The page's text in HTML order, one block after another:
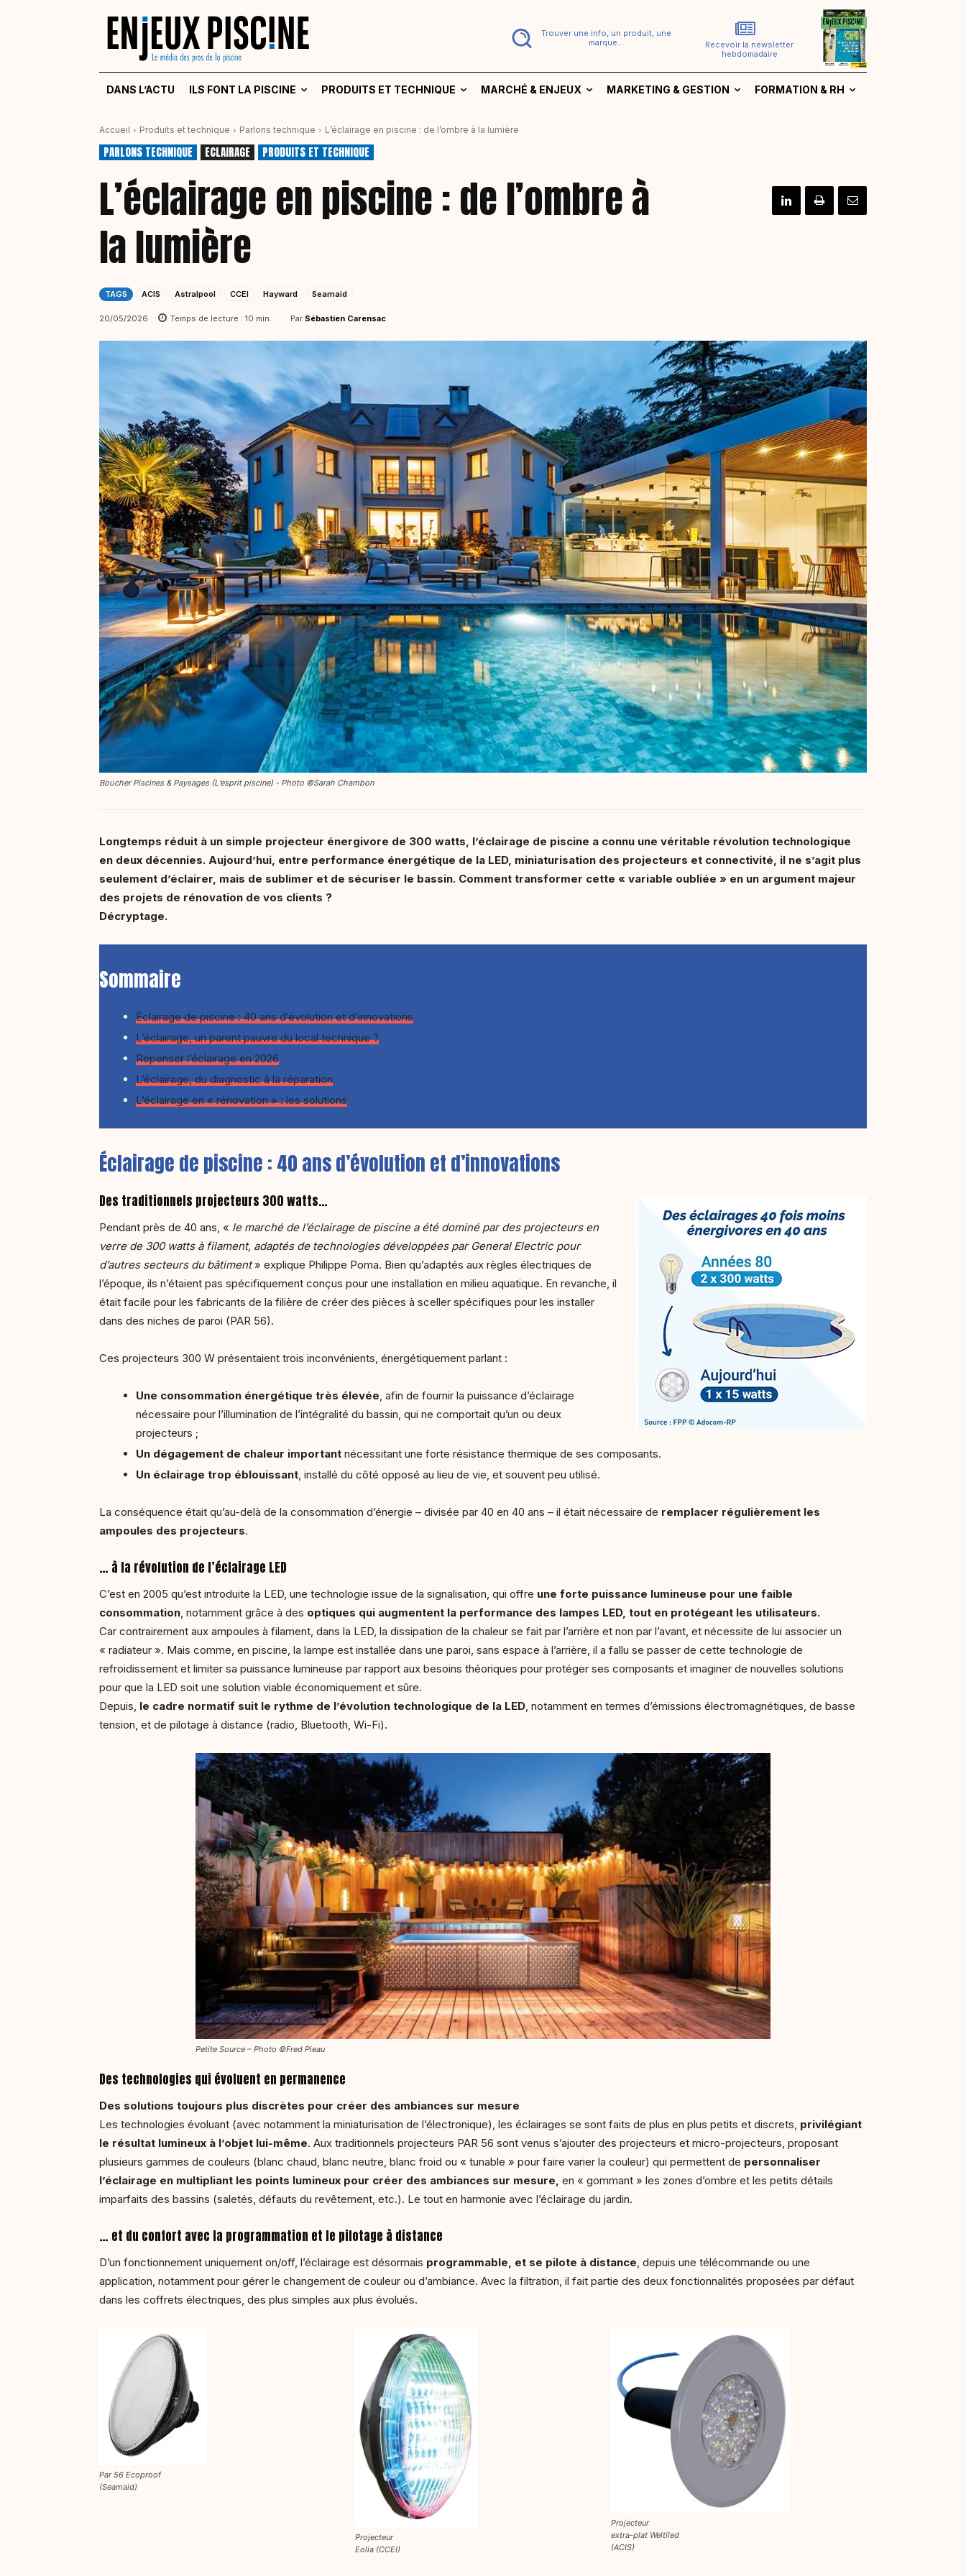
Trouver une info, un produit, une
marque...
Recevoir la newsletter
hebdomadaire
DANS L’ACTU ILS FONT LA PISCINE PRODUITS ET TECHNIQUE MARCHÉ & ENJEUX MARKETING & GESTION FORMATION & RH
Accueil Produits et technique Parlons technique L’éclairage en piscine : de l’ombre à la lumière
PARLONS TECHNIQUE ECLAIRAGE PRODUITS ET TECHNIQUE
L’éclairage en piscine : de l’ombre à
la lumière
TAGS ACIS Astralpool CCEI Hayward Seamaid
20/05/2026 Temps de lecture : 10 min. Par Sébastien Carensac
Boucher Piscines & Paysages (L’esprit piscine) - Photo ©Sarah Chambon
Longtemps réduit à un simple projecteur énergivore de 300 watts, l’éclairage de piscine a connu une véritable révolution technologique
en deux décennies. Aujourd’hui, entre performance énergétique de la LED, miniaturisation des projecteurs et connectivité, il ne s’agit plus
seulement d’éclairer, mais de sublimer et de sécuriser le bassin. Comment transformer cette « variable oubliée » en un argument majeur
des projets de rénovation de vos clients ?
Décryptage.
Sommaire
Éclairage de piscine : 40 ans d’évolution et d’innovations
L’éclairage, un parent pauvre du local technique ?
Repenser l’éclairage en 2026
L’éclairage, du diagnostic à la réparation
L’éclairage en « rénovation » : les solutions
Éclairage de piscine : 40 ans d’évolution et d’innovations
Des traditionnels projecteurs 300 watts…
Pendant près de 40 ans, « le marché de l’éclairage de piscine a été dominé par des projecteurs en
verre de 300 watts à filament, adaptés de technologies développées par General Electric pour
d’autres secteurs du bâtiment» explique Philippe Poma. Bien qu’adaptés aux règles électriques de
l’époque, ils n’étaient pas spécifiquement conçus pour une installation en milieu aquatique. En revanche, il
était facile pour les fabricants de la filière de créer des pièces à sceller spécifiques pour les installer
dans des niches de paroi (PAR 56).
Ces projecteurs 300 W présentaient trois inconvénients, énergétiquement parlant :
Une consommation énergétique très élevée, afin de fournir la puissance d’éclairage
nécessaire pour l’illumination de l’intégralité du bassin, qui ne comportait qu’un ou deux
projecteurs ;
Un dégagement de chaleur important nécessitant une forte résistance thermique de ses composants.
Un éclairage trop éblouissant, installé du côté opposé au lieu de vie, et souvent peu utilisé.
La conséquence était qu’au-delà de la consommation d’énergie – divisée par 40 en 40 ans – il était nécessaire de remplacer régulièrement les
ampoules des projecteurs.
… à la révolution de l’éclairage LED
C’est en 2005 qu’est introduite la LED, une technologie issue de la signalisation, qui offre une forte puissance lumineuse pour une faible
consommation, notamment grâce à des optiques qui augmentent la performance des lampes LED, tout en protégeant les utilisateurs.
Car contrairement aux ampoules à filament, dans la LED, la dissipation de la chaleur se fait par l’arrière et non par l’avant, et nécessite de lui associer un
« radiateur ». Mais comme, en piscine, la lampe est installée dans une paroi, sans espace à l’arrière, il a fallu se passer de cette technologie de
refroidissement et limiter sa puissance lumineuse par rapport aux besoins théoriques pour protéger ses composants et imaginer de nouvelles solutions
pour que la LED soit une solution viable économiquement et sûre.
Depuis, le cadre normatif suit le rythme de l’évolution technologique de la LED, notamment en termes d’émissions électromagnétiques, de basse
tension, et de pilotage à distance (radio, Bluetooth, Wi-Fi).
Petite Source – Photo ©Fred Pieau
Des technologies qui évoluent en permanence
Des solutions toujours plus discrètes pour créer des ambiances sur mesure
Les technologies évoluant (avec notamment la miniaturisation de l’électronique), les éclairages se sont faits de plus en plus petits et discrets, privilégiant
le résultat lumineux à l’objet lui-même. Aux traditionnels projecteurs PAR 56 sont venus s’ajouter des projecteurs et micro-projecteurs, proposant
plusieurs gammes de couleurs (blanc chaud, blanc neutre, blanc froid ou « tunable » pour faire varier la couleur) qui permettent de personnaliser
l’éclairage en multipliant les points lumineux pour créer des ambiances sur mesure, en « gommant » les zones d’ombre et les petits détails
imparfaits des bassins (saletés, défauts du revêtement, etc.). Le tout en harmonie avec l’éclairage du jardin.
… et du confort avec la programmation et le pilotage à distance
D’un fonctionnement uniquement on/off, l’éclairage est désormais programmable, et se pilote à distance, depuis une télécommande ou une
application, notamment pour gérer le changement de couleur ou d’ambiance. Avec la filtration, il fait partie des deux fonctionnalités proposées par défaut
dans les coffrets électriques, des plus simples aux plus évolués.
Par 56 Ecoproof
(Seamaid)
Projecteur
Eolia (CCEI)
Projecteur
extra-plat Weltiled
(ACIS)